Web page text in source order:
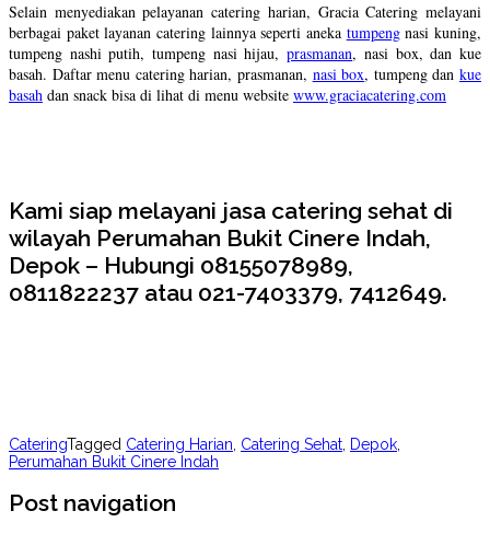
Selain menyediakan pelayanan catering harian, Gracia Catering melayani
berbagai paket layanan catering lainnya seperti aneka tumpengnasi kuning,
tumpeng nashi putih, tumpeng nasi hijau,prasmanan, nasi box, dan kue
basah. Daftar menu catering harian, prasmanan, nasi box, tumpeng dankue
basah dan snack bisa di lihat di menu website www.graciacatering.com
Kami siap melayani jasa catering sehat di
wilayah Perumahan Bukit Cinere Indah,
Depok – Hubungi 08155078989,
0811822237 atau 021-7403379, 7412649.
CateringTagged Catering Harian Catering Sehat Depok
Perumahan Bukit Cinere Indah
Post navigation